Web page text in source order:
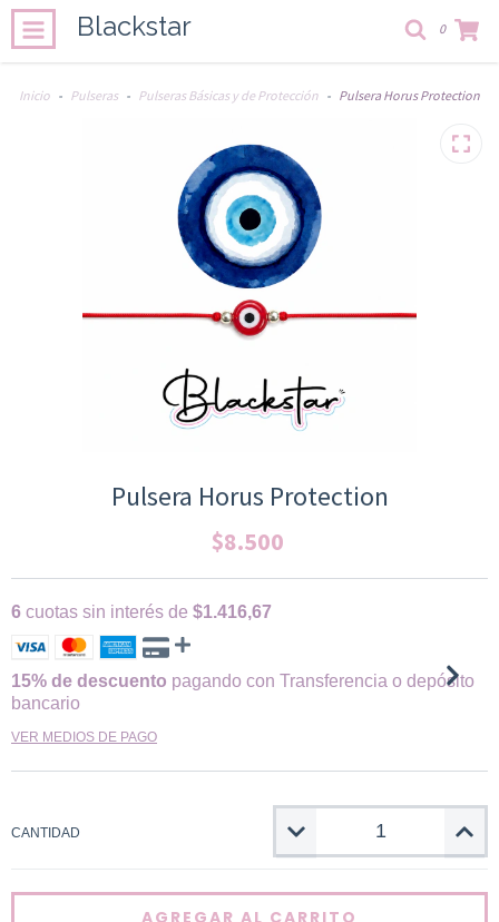
Blackstar 0
Inicio - Pulseras - Pulseras Básicas y de Protección - Pulsera Horus Protection
Pulsera Horus Protection
$8.500
6 cuotas sin interés de $1.416,67
15% de descuento pagando con Transferencia o depósito
bancario
VER MEDIOS DE PAGO
CANTIDAD